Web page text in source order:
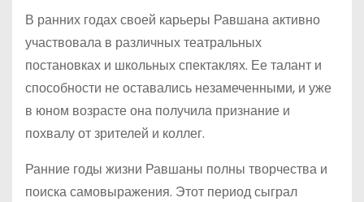
В ранних годах своей карьеры Равшана активно
участвовала в различных театральных
постановках и школьных спектаклях. Ее талант и
способности не оставались незамеченными, и уже
в юном возрасте она получила признание и
похвалу от зрителей и коллег.
Ранние годы жизни Равшаны полны творчества и
поиска самовыражения. Этот период сыграл